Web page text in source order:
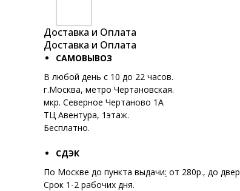
Доставка и Оплата
Доставка и Оплата
САМОВЫВОЗ
В любой день с 10 до 22 часов.
г.Москва, метро Чертановская.
мкр. Северное Чертаново 1А
ТЦ Авентура, 1этаж.
Бесплатно.
СДЭК
По Москве до пункта выдачи: от 280р., до
Срок 1-2 рабочих дня.